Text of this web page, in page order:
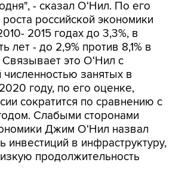
- сказал О‘Нил. По его
российской экономики
2015 годах до 3,3%, в
лет - до 2,9% против 8,1% в
это О‘Нил с
численностью занятых в
году, по его оценке,
сократится по сравнению с
Слабыми сторонами
Джим О‘Нил назвал
инвестиций в инфраструктуру,
продолжительность